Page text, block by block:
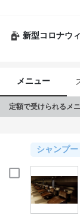
新型コロナウ
メニュー
定額で受けられるメ
シャンプ